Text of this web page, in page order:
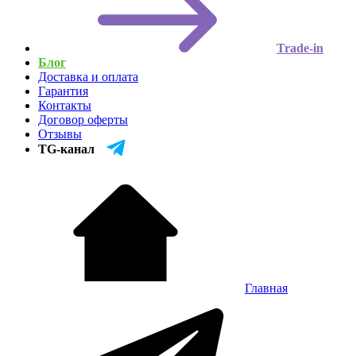
Trade-in
Блог
Доставка и оплата
Гарантия
Контакты
Договор оферты
Отзывы
TG-канал
Главная